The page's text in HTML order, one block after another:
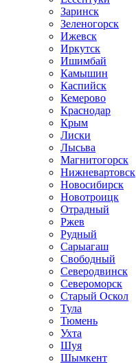
Заринск
Зеленогорск
Ижевск
Иркутск
Ишимбай
Камышин
Каспийск
Кемерово
Краснодар
Крым
Лиски
Лысьва
Магнитогорск
Нижневартовск
Новосибирск
Новотроицк
Отрадный
Ржев
Рудный
Сарыагаш
Свободный
Северодвинск
Североморск
Старый Оскол
Тула
Тюмень
Ухта
Шуя
Шымкент